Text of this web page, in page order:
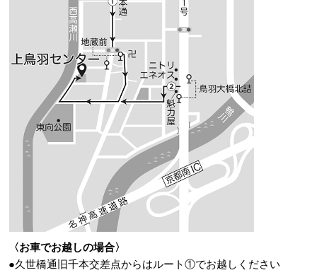
〈お車でお越しの場合〉
●久世橋通旧千本交差点からはルート①でお越しください